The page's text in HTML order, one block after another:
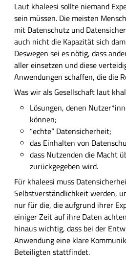
Laut khaleesi sollte niemand
sein müssen. Die meisten
mit Datenschutz und
auch nicht die Kapazität sich
Deswegen sei es nötig, dass
aller einsetzen und diese
Anwendungen schaffen, die die
Was wir als Gesellschaft laut
Lösungen, denen
können;
“echte“ Datensicherheit;
das Einhalten von
dass Nutzenden die Macht
zurückgegeben wird.
Für khaleesi muss
Selbstverständlichkeit werden,
nur für die, die aufgrund ihrer
einiger Zeit auf ihre Daten
hinaus wichtig, dass bei der
Anwendung eine klare
Beteiligten stattfindet.